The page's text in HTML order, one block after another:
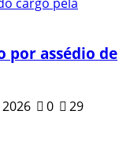
por assédio de
0 29